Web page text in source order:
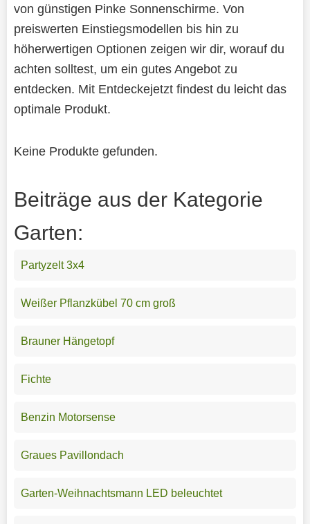
von günstigen Pinke Sonnenschirme. Von
preiswerten Einstiegsmodellen bis hin zu
höherwertigen Optionen zeigen wir dir, worauf du
achten solltest, um ein gutes Angebot zu
entdecken. Mit Entdeckejetzt findest du leicht das
optimale Produkt.
Keine Produkte gefunden.
Beiträge aus der Kategorie
Garten:
Partyzelt 3x4
Weißer Pflanzkübel 70 cm groß
Brauner Hängetopf
Fichte
Benzin Motorsense
Graues Pavillondach
Garten-Weihnachtsmann LED beleuchtet